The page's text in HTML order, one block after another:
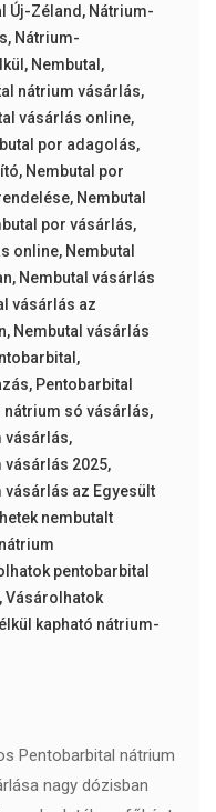
Új-Zéland, Nátrium-
, Nátrium-
, Nembutal,
nátrium vásárlás,
vásárlás online,
por adagolás,
, Nembutal por
, Nembutal
por vásárlás,
online, Nembutal
, Nembutal vásárlás
vásárlás az
, Nembutal vásárlás
,
, Pentobarbital
só vásárlás,
vásárlás,
vásárlás 2025,
az Egyesült
nembutalt
pentobarbital
,Vásárolhatok
kapható nátrium-
Pentobarbital nátrium
nagy dózisban